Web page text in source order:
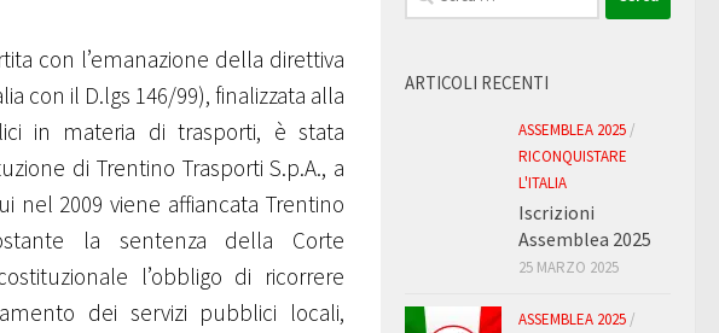
con l’emanazione della direttiva
con il D.lgs 146/99), finalizzata alla
in materia di trasporti, è stata
di Trentino Trasporti S.p.A., a
nel 2009 viene affiancata Trentino
la sentenza della Corte
l’obbligo di ricorrere
dei servizi pubblici locali,
per:
ARTICOLI RECENTI
ASSEMBLEA 2025 /
RICONQUISTARE
L'ITALIA
Iscrizioni
Assemblea 2025
25 MARZO 2025
ASSEMBLEA 2025 /